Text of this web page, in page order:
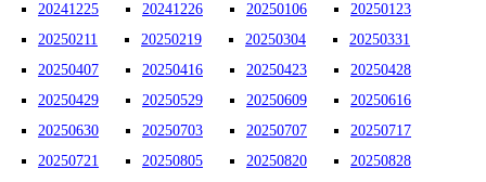
20241225
20241226 20250106
20250123
20250211
20250219 20250304
20250331
20250407
20250416 20250423
20250428
20250429
20250529 20250609
20250616
20250630
20250703 20250707
20250717
20250721
20250805 20250820
20250828